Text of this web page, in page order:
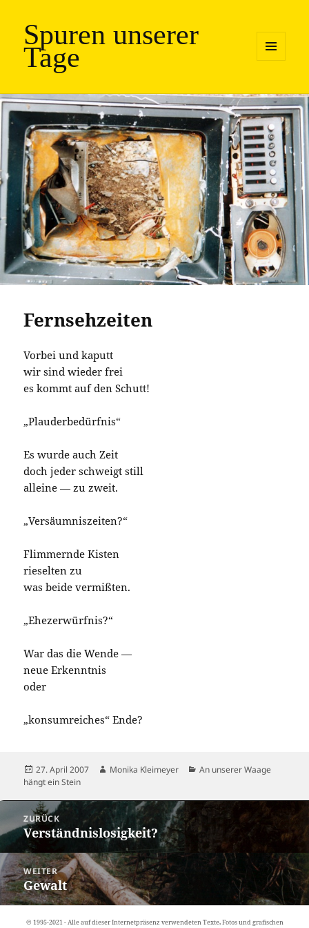
Spuren unserer
Tage
Fernsehzeiten
Vorbei und kaputt
wir sind wieder frei
es kommt auf den Schutt!
„Plauderbedürfnis“
Es wurde auch Zeit
doch jeder schweigt still
alleine — zu zweit.
„Versäumniszeiten?“
Flimmernde Kisten
rieselten zu
was beide vermißten.
„Ehezerwürfnis?“
War das die Wende —
neue Erkenntnis
oder
„konsumreiches“ Ende?
Veröffentlicht
am
27. April 2007 Autor
Monika Kleimeyer Kategorien
An unserer Waage
hängt ein Stein
Beitragsnavigation
ZURÜCK
Vorheriger
Beitrag:
Verständnislosigkeit?
WEITER
Nächster
Beitrag:
Gewalt
© 1995-2021 - Alle auf dieser Internetpräsenz verwendeten Texte, Fotos und grafischen